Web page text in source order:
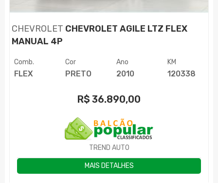
CHEVROLET CHEVROLET AGILE LTZ FLEX
MANUAL 4P
Comb.
FLEX
Cor
PRETO
Ano
2010
KM
120338
R$ 36.890,00
TREND AUTO
MAIS DETALHES